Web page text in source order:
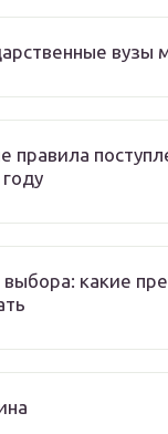
вузы
правила
какие